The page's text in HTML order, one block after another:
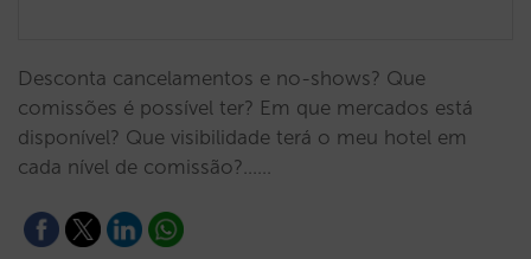
Desconta cancelamentos e no-shows? Que
comissões é possível ter? Em que mercados está
disponível? Que visibilidade terá o meu hotel em
cada nível de comissão?...…